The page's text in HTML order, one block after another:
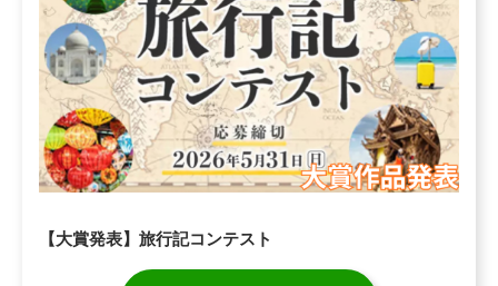
【大賞発表】旅行記コンテスト